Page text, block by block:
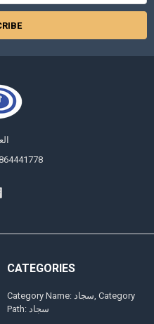
CATEGORIES
Category Name: سجاد, Category
Path: سجاد